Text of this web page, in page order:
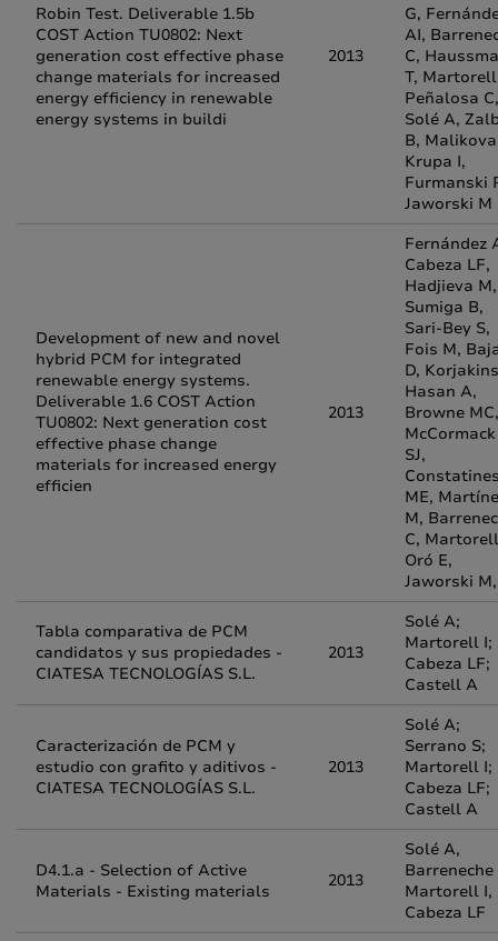
Robin Test. Deliverable 1.5b
COST Action TU0802: Next
generation cost effective phase
change materials for increased
energy efficiency in renewable
energy systems in buildi
2013
G,
AI,
C,
T,
Peñalosa C,
Solé A,
B,
Krupa I,
Furmanski
Jaworski M
Development of new and novel
hybrid PCM for integrated
renewable energy systems.
Deliverable 1.6 COST Action
TU0802: Next generation cost
effective phase change
materials for increased energy
efficien
2013
Fernández
Cabeza LF,
Hadjieva M,
Sumiga B,
Sari-Bey S,
Fois M,
D,
Hasan A,
Browne MC,
McCormack
SJ,
ME,
M,
C,
Oró E,
Jaworski M,
Tabla comparativa de PCM
candidatos y sus propiedades -
CIATESA TECNOLOGÍAS S.L.
2013
Solé A;
Martorell I;
Cabeza LF;
Castell A
Caracterización de PCM y
estudio con grafito y aditivos -
CIATESA TECNOLOGÍAS S.L.
2013
Solé A;
Serrano S;
Martorell I;
Cabeza LF;
Castell A
D4.1.a - Selection of Active
Materials - Existing materials
2013
Solé A,
Barreneche
Martorell I,
Cabeza LF